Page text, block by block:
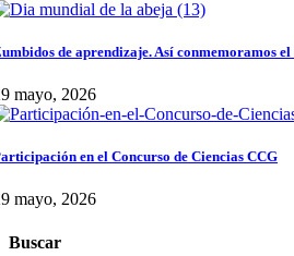
de aprendizaje. Así conmemoramos
mayo, 2026
en el Concurso de Ciencias CCG
mayo, 2026
Buscar